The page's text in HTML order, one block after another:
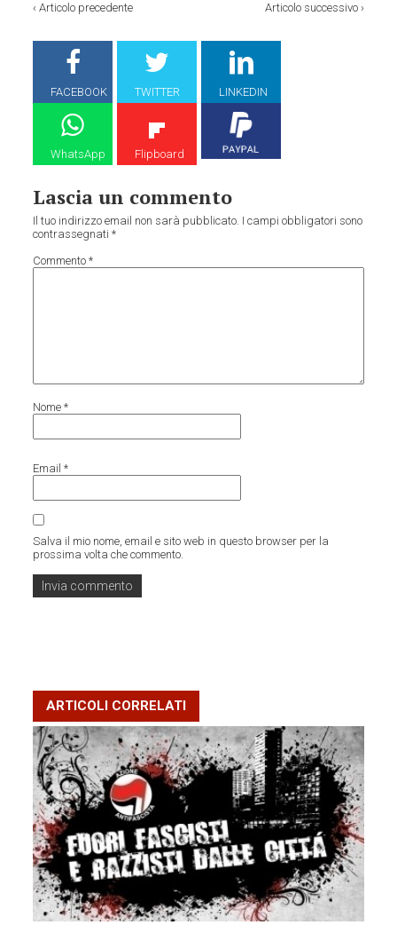
‹Articolo precedente Articolo successivo›
FACEBOOK TWITTER LINKEDIN
WhatsApp Flipboard
Lascia un commento
Il tuo indirizzo email non sarà pubblicato. I campi obbligatori sono
contrassegnati*
Commento*
Nome*
Email*
Salva il mio nome, email e sito web in questo browser per la
prossima volta che commento.
ARTICOLI CORRELATI